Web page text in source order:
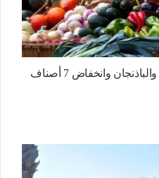
سعر الخضار اليوم، ارتفاع الثوم والباذنجان وانخفاض 7 أصناف